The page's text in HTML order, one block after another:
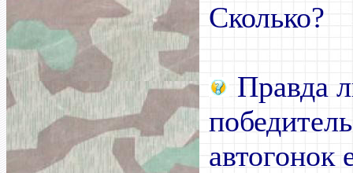
Сколько?
Правда
автогонок